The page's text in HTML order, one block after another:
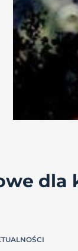
dla